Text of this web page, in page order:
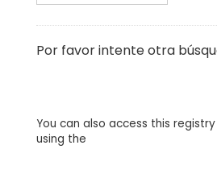
Por favor intente otra
You can also access this registry
using the